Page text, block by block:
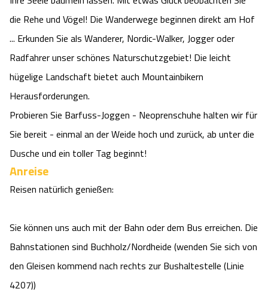
die Rehe und Vögel! Die Wanderwege beginnen direkt am Hof
... Erkunden Sie als Wanderer, Nordic-Walker, Jogger oder
Radfahrer unser schönes Naturschutzgebiet! Die leicht
hügelige Landschaft bietet auch Mountainbikern
Herausforderungen.
Probieren Sie Barfuss-Joggen - Neoprenschuhe halten wir für
Sie bereit - einmal an der Weide hoch und zurück, ab unter die
Dusche und ein toller Tag beginnt!
Anreise
Reisen natürlich genießen:
Sie können uns auch mit der Bahn oder dem Bus erreichen. Die
Bahnstationen sind Buchholz/Nordheide (wenden Sie sich von
den Gleisen kommend nach rechts zur Bushaltestelle (Linie
4207))